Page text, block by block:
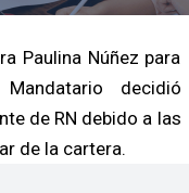
Paulina Núñez para
decidió
de RN debido a las
de la cartera.